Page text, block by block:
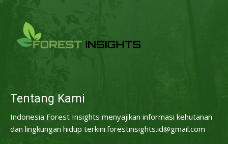
Tentang Kami
Indonesia Forest Insights menyajikan informasi kehutanan
dan lingkungan hidup terkini.forestinsights.id@gmail.com